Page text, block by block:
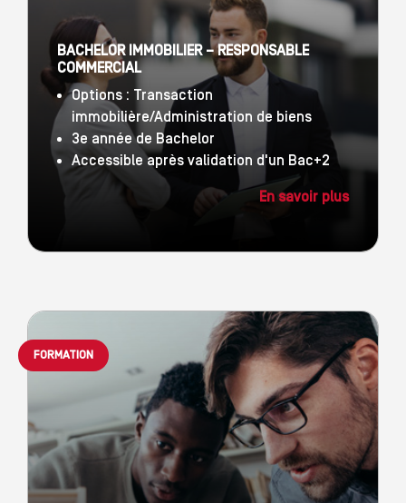
BACHELOR IMMOBILIER – RESPONSABLE
COMMERCIAL
Options : Transaction
immobilière/Administration de biens
3e année de Bachelor
Accessible après validation d'un Bac+2
En savoir plus
FORMATION